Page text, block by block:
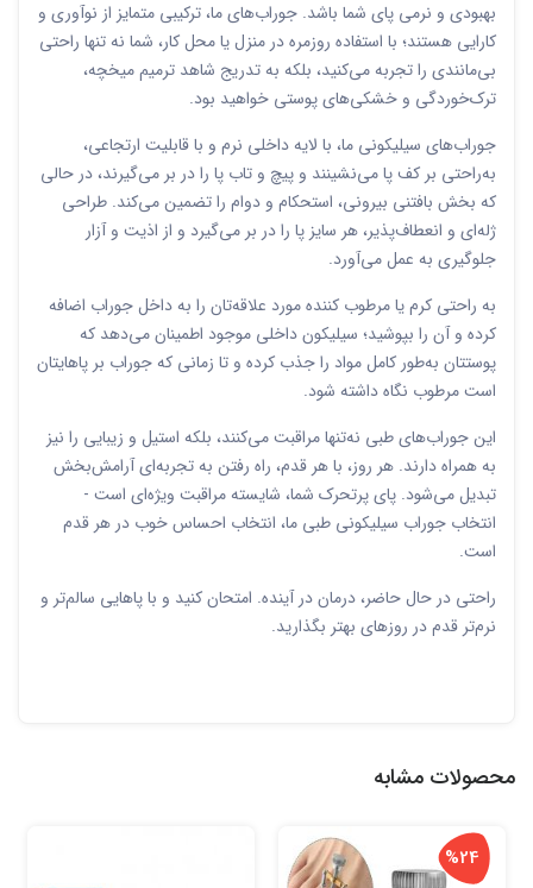
بهبودی و نرمی پای شما باشد. جوراب‌های ما، ترکیبی متمایز از نوآوری و
کارایی هستند؛ با استفاده روزمره در منزل یا محل کار، شما نه تنها راحتی
بی‌مانندی را تجربه می‌کنید، بلکه به تدریج شاهد ترمیم میخچه،
ترک‌خوردگی و خشکی‌های پوستی خواهید بود.
جوراب‌های سیلیکونی ما، با لایه داخلی نرم و با قابلیت ارتجاعی،
به‌راحتی بر کف پا می‌نشینند و پیچ و تاب پا را در بر می‌گیرند، در حالی
که بخش بافتنی بیرونی، استحکام و دوام را تضمین می‌کند. طراحی
ژله‌ای و انعطاف‌پذیر، هر سایز پا را در بر می‌گیرد و از اذیت و آزار
جلوگیری به عمل می‌آورد.
به راحتی کرم یا مرطوب کننده‌ مورد علاقه‌تان را به داخل جوراب اضافه
کرده و آن را بپوشید؛ سیلیکون داخلی موجود اطمینان می‌دهد که
پوستتان به‌طور کامل مواد را جذب کرده و تا زمانی که جوراب بر پاهایتان
است مرطوب نگاه داشته شود.
این جوراب‌های طبی نه‌تنها مراقبت می‌کنند، بلکه استیل و زیبایی را نیز
به همراه دارند. هر روز، با هر قدم، راه رفتن به تجربه‌ای آرامش‌بخش
تبدیل می‌شود. پای پرتحرک شما، شایسته مراقبت ویژه‌ای است -
انتخاب جوراب سیلیکونی طبی ما، انتخاب احساس خوب در هر قدم
است.
راحتی در حال حاضر، درمان در آینده. امتحان کنید و با پاهایی سالم‌تر و
نرم‌تر قدم در روزهای بهتر بگذارید.
محصولات مشابه
%24